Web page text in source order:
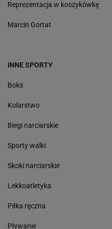
Reprezentacja w koszykówkę
Marcin Gortat
INNE SPORTY
Boks
Kolarstwo
Biegi narciarskie
Sporty walki
Skoki narciarskie
Lekkoatletyka
Piłka ręczna
Pływanie